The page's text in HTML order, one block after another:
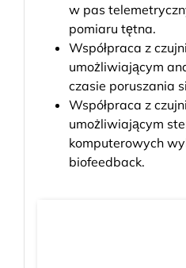
w pas
pomiaru tętna.
Współpraca z
umożliwiającym
czasie poruszania
Współpraca z
umożliwiającym
komputerowych
biofeedback.